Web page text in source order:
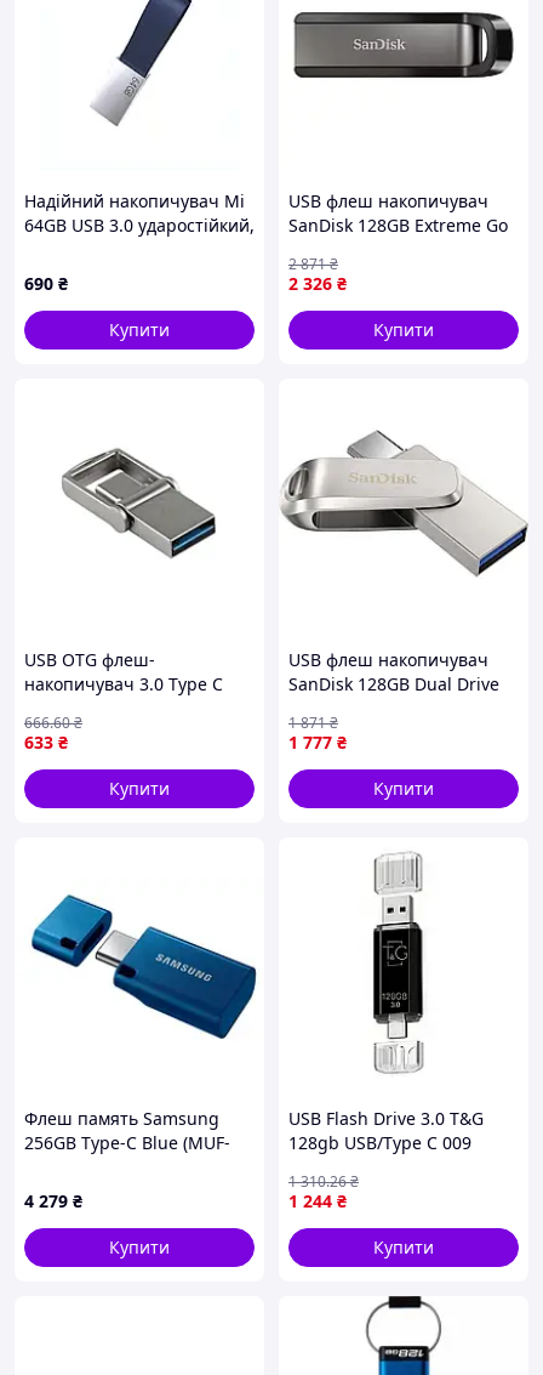
Надійний накопичувач Mi
64GB USB 3.0 ударостійкий,
690 ₴
Купити
USB флеш накопичувач
SanDisk 128GB Extreme Go
G46) — Гарантія
2 326 ₴
2 871₴
Купити
USB OTG флеш-
накопичувач 3.0 Type C
104 Сталевий (17001869)
633 ₴
666.60₴
Купити
USB флеш накопичувач
SanDisk 128GB Dual Drive
(SDDDC4-128G-G46)
1 777 ₴
1 871₴
Купити
Флеш память Samsung
256GB Type-C Blue (MUF-
4 279 ₴
Купити
USB Flash Drive 3.0 T&G
128gb USB/Type C 009
1 244 ₴
1 310.26₴
Купити